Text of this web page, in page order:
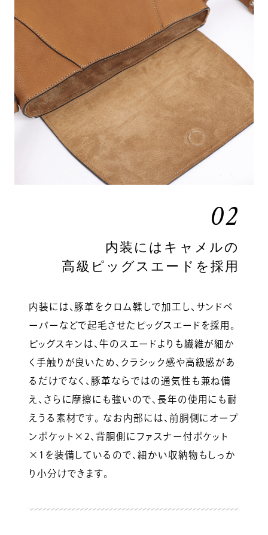
02
内装にはキャメルの
高級ピッグスエードを採用
内装には、豚革をクロム鞣しで加工し、サンドペ
ーパーなどで起毛させたピッグスエードを採用。
ピッグスキンは、牛のスエードよりも繊維が細か
く手触りが良いため、クラシック感や高級感があ
るだけでなく、豚革ならではの通気性も兼ね備
え、さらに摩擦にも強いので、長年の使用にも耐
えうる素材です。 なお内部には、前胴側にオープ
ンポケット×2、背胴側にファスナー付ポケット
×1を装備しているので、細かい収納物もしっか
り小分けできます。